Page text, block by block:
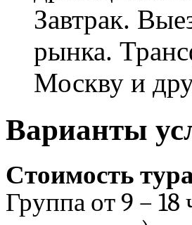
Завтрак.
рынка.
Москву и
Варианты
Стоимость
Группа от 9 –